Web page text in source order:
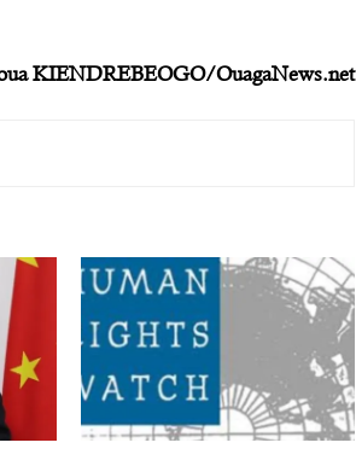
KIENDREBEOGO/OuagaNews.net